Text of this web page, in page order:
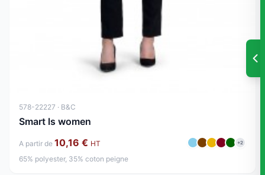
578-22227 · B&C
Smart ls women
A partir de 10,16 € HT +2
65% polyester, 35% coton peigne